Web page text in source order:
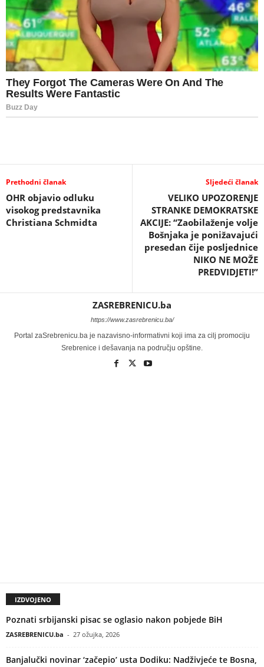
Prethodni članak
OHR objavio odluku
visokog predstavnika
Christiana Schmidta
Sljedeći članak
VELIKO UPOZORENJE
STRANKE DEMOKRATSKE
AKCIJE: “Zaobilaženje volje
Bošnjaka je ponižavajući
presedan čije posljednice
NIKO NE MOŽE
PREDVIDJETI!”
ZASREBRENICU.ba
https://www.zasrebrenicu.ba/
Portal zaSrebrenicu.ba je nazavisno-informativni koji ima za cilj promociju
Srebrenice i dešavanja na području opštine.
IZDVOJENO
Poznati srbijanski pisac se oglasio nakon pobjede BiH
ZASREBRENICU.ba - 27 ožujka, 2026
Banjalučki novinar ‘začepio’ usta Dodiku: Nadživjeće te Bosna,